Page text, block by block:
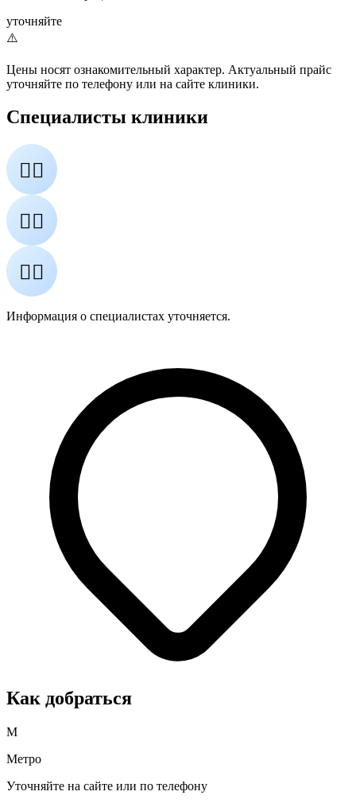
уточняйте
⚠️
Цены носят ознакомительный характер. Актуальный прайс
уточняйте по телефону или на сайте клиники.
Специалисты клиники
👨‍⚕️
👩‍⚕️
👨‍⚕️
Информация о специалистах уточняется.
Как добраться
М
Метро
Уточняйте на сайте или по телефону